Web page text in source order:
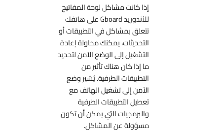
إذا كانت مشاكل لوحة المفاتيح
للأندوريد Gboard على هاتفك
تتعلق بمشاكل في التطبيقات أو
التحديثات، يمكنك محاولة إعادة
التشغيل إلى الوضع الآمن لتحديد
ما إذا كان هناك تأثير من
التطبيقات الطرفية. يُشير وضع
الآمن إلى تشغيل الهاتف مع
تعطيل التطبيقات الطرفية
والبرمجيات التي يمكن أن تكون
مسؤولة عن المشاكل.